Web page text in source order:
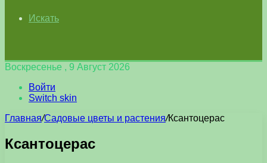
Искать
Воскресенье , 9 Август 2026
Войти
Switch skin
Главная/Садовые цветы и растения/Ксантоцерас
Ксантоцерас